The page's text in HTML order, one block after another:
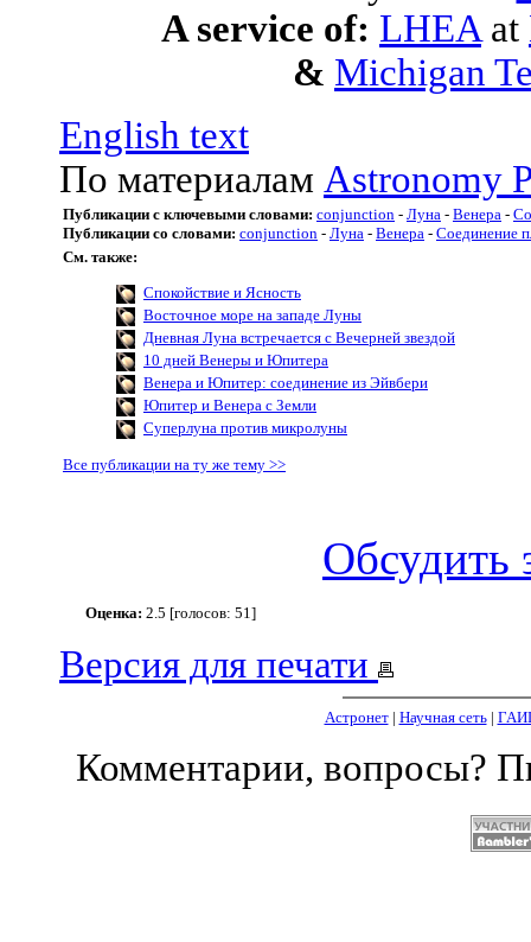
A service of: LHEA at
& Michigan
English text
По материалам Astronomy
Публикации с ключевыми словами: conjunction - Луна - Венера -
Публикации со словами: conjunction - Луна - Венера - Соединение
См. также:
Спокойствие и Ясность
Восточное море на западе Луны
Дневная Луна встречается с Вечерней звездой
10 дней Венеры и Юпитера
Венера и Юпитер: соединение из Эйвбери
Юпитер и Венера с Земли
Суперлуна против микролуны
Все публикации на ту же тему >>
Обсудить
Оценка: 2.5 [голосов: 51]
Версия для печати
Астронет| Научная сеть|
Комментарии, вопросы?